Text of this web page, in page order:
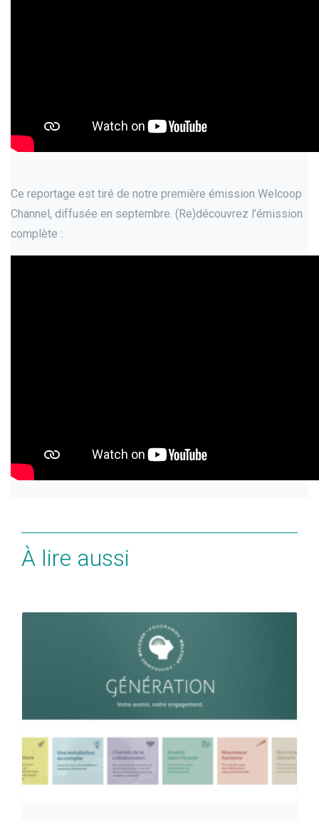
Ce reportage est tiré de notre première émission Welcoop
Channel, diffusée en septembre. (Re)découvrez l’émission
complète :
À lire aussi